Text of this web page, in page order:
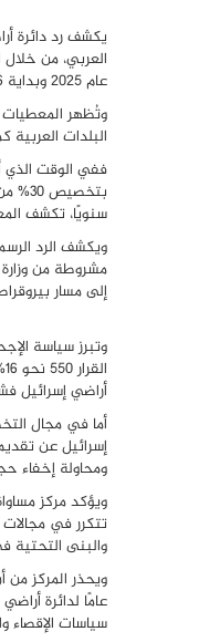
يكشف رد دائرة
عام 2025 وبداية 2026.
وتُظهر المعطيات
البلدات
سنويًا، تكشف
مشروطة من
إلى مسار
وتبرز سياسة
أراضي إسرائيل
أما في مجال
إسرائيل عن
ومحاولة إخفاء
ويؤكد مركز
تتكرر في
والبنى التحتية
ويحذر المركز من
عامًا لدائرة
سياسات الإقصاء